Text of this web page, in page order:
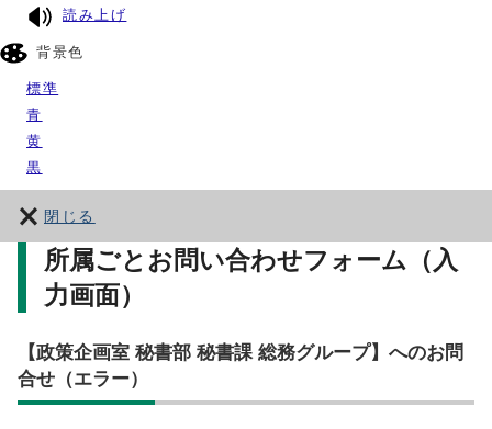
読み上げ
背景色
標準
青
黄
黒
閉じる
所属ごとお問い合わせフォーム（入
力画面）
【政策企画室 秘書部 秘書課 総務グループ】へのお問
合せ（エラー）